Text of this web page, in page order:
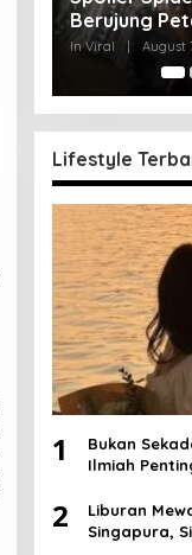
Ciremai
In Viral | August
Lifestyle
1
Bukan
Ilmiah
2
Liburan
Singapura,